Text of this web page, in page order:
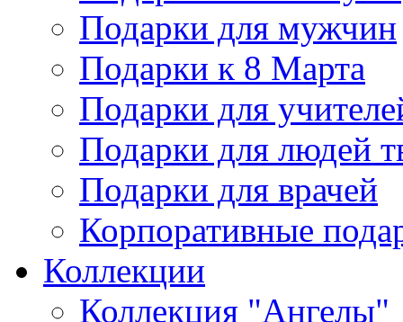
Подарки для мужчин
Подарки к 8 Марта
Подарки для
Подарки для людей
Подарки для врачей
Корпоративные
Коллекции
Коллекция "Ангелы"